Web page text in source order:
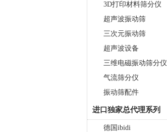
3D打印材料筛分仪
超声波振动筛
三次元振动筛
超声波设备
三维电磁振动筛分仪
气流筛分仪
振动筛配件
进口独家总代理系列
德国ibidi